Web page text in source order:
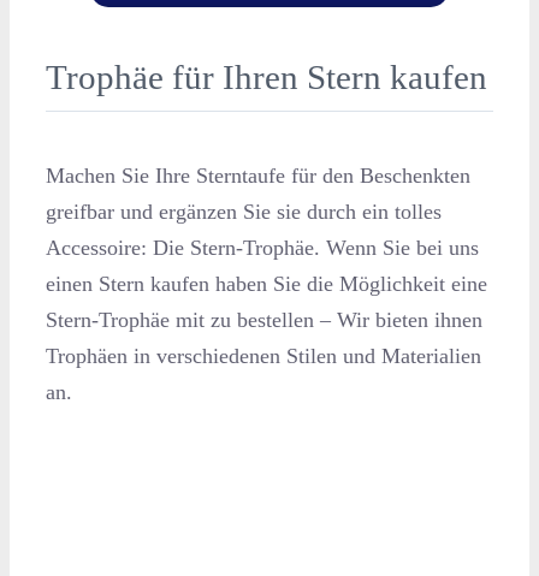
Trophäe für Ihren Stern kaufen
Machen Sie Ihre Sterntaufe für den Beschenkten
greifbar und ergänzen Sie sie durch ein tolles
Accessoire: Die Stern-Trophäe. Wenn Sie bei uns
einen Stern kaufen haben Sie die Möglichkeit eine
Stern-Trophäe mit zu bestellen – Wir bieten ihnen
Trophäen in verschiedenen Stilen und Materialien
an.